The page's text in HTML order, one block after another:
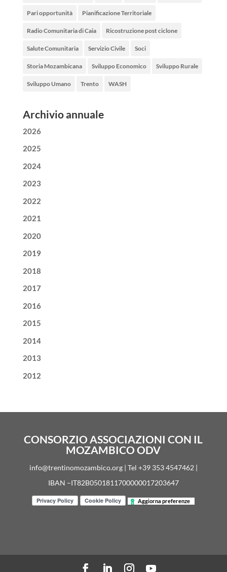
Pari opportunità Pianificazione Territoriale
Radio Comunitaria di Caia Ricostruzione post ciclone
Salute Comunitaria Servizio Civile Soci
Storia Mozambicana Sviluppo Economico Sviluppo Rurale
Sviluppo Umano Trento WASH
Archivio annuale
2026
2025
2024
2023
2022
2021
2020
2019
2018
2017
2016
2015
2014
2013
2012
CONSORZIO ASSOCIAZIONI CON IL
MOZAMBICO ODV
info@trentinomozambico.org | Tel +39 353 4547462 |
IBAN –IT82B0501811700000017203647
Aggiorna preferenze